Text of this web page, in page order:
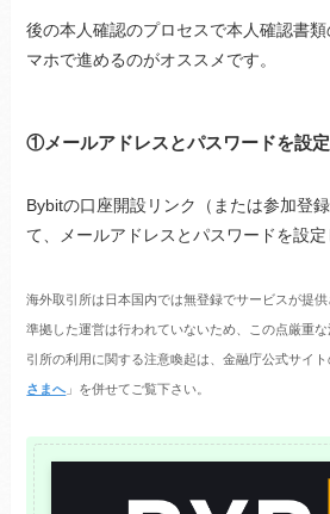
後の本人確認のプロセスで本人確認書
マホで進めるのがオススメです。
①メールアドレスとパスワードを設定
Bybitの口座開設リンク（または参加登
て、メールアドレスとパスワードを設定
海外取引所は日本国内では無登録でサービスが提
準拠した運営は行われていないため、この点厳重
引所の利用に関する注意喚起は、金融庁公式サイ
さまへ」を併せてご覧下さい。